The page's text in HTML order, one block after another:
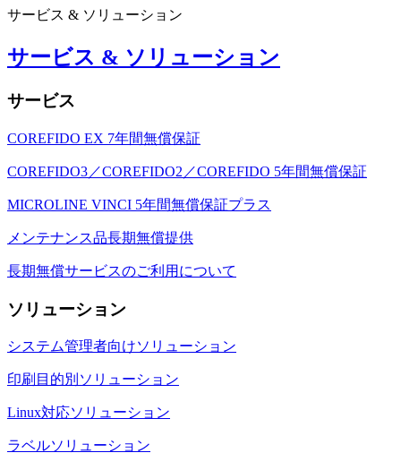
サービス & ソリューション
サービス & ソリューション
サービス
COREFIDO EX 7年間無償保証
COREFIDO3／COREFIDO2／COREFIDO 5年間無償保証
MICROLINE VINCI 5年間無償保証プラス
メンテナンス品長期無償提供
長期無償サービスのご利用について
ソリューション
システム管理者向けソリューション
印刷目的別ソリューション
Linux対応ソリューション
ラベルソリューション